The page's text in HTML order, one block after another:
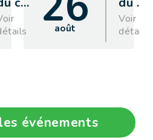
août
Voir
détails
événements